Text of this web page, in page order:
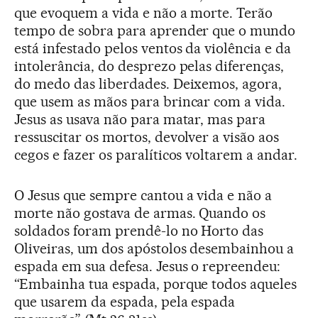
que evoquem a vida e não a morte. Terão
tempo de sobra para aprender que o mundo
está infestado pelos ventos da violência e da
intolerância, do desprezo pelas diferenças,
do medo das liberdades. Deixemos, agora,
que usem as mãos para brincar com a vida.
Jesus as usava não para matar, mas para
ressuscitar os mortos, devolver a visão aos
cegos e fazer os paralíticos voltarem a andar.
O Jesus que sempre cantou a vida e não a
morte não gostava de armas. Quando os
soldados foram prendê-lo no Horto das
Oliveiras, um dos apóstolos desembainhou a
espada em sua defesa. Jesus o repreendeu:
“Embainha tua espada, porque todos aqueles
que usarem da espada, pela espada